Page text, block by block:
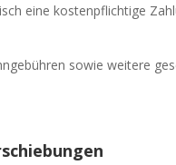
eine kostenpflichtige
sowie weitere